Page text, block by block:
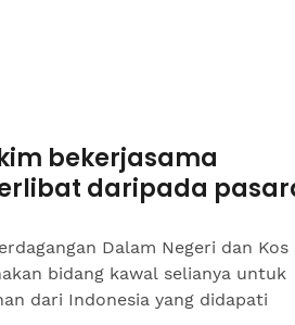
bekerjasama
daripada
Dalam Negeri dan Kos
bidang kawal selianya untuk
dari Indonesia yang didapati